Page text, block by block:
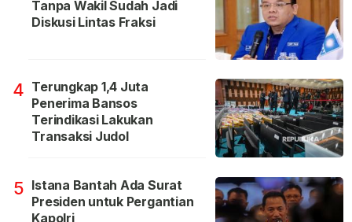
Tanpa Wakil Sudah Jadi
Diskusi Lintas Fraksi
4 Terungkap 1,4 Juta
Penerima Bansos
Terindikasi Lakukan
Transaksi Judol
5 Istana Bantah Ada Surat
Presiden untuk Pergantian
Kapolri